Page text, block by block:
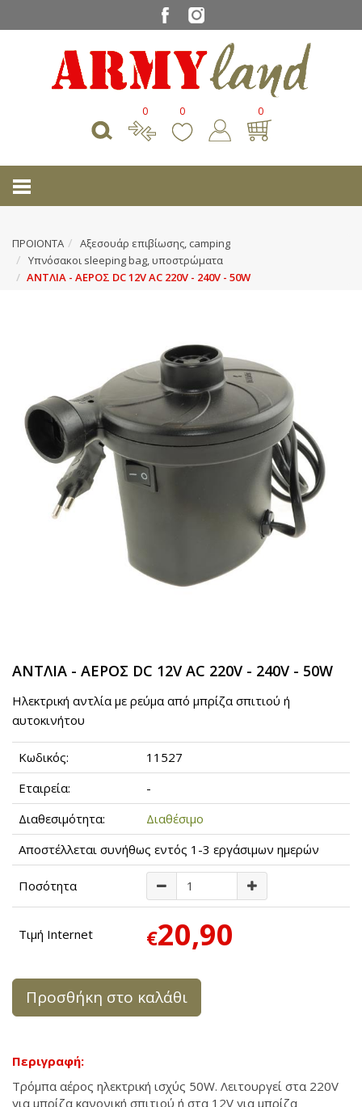
0 0 0
ΠΡΟΙΟΝΤΑ
Αξεσουάρ επιβίωσης, camping
Υπνόσακοι sleeping bag, υποστρώματα
ΑΝΤΛΙΑ - ΑΕΡΟΣ DC 12V AC 220V - 240V - 50W
ΑΝΤΛΙΑ - ΑΕΡΟΣ DC 12V AC 220V - 240V - 50W
Ηλεκτρική αντλία με ρεύμα από μπρίζα σπιτιού ή
αυτοκινήτου
Κωδικός:
11527
Εταιρεία:
-
Διαθεσιμότητα:
Διαθέσιμο
Αποστέλλεται συνήθως εντός 1-3 εργάσιμων ημερών
Ποσότητα
Τιμή Internet €20,90
Προσθήκη στο καλάθι
Περιγραφή:
Τρόμπα αέρος ηλεκτρική ισχύς 50W. Λειτουργεί στα 220V
για μπρίζα κανονική σπιτιού ή στα 12V για μπρίζα